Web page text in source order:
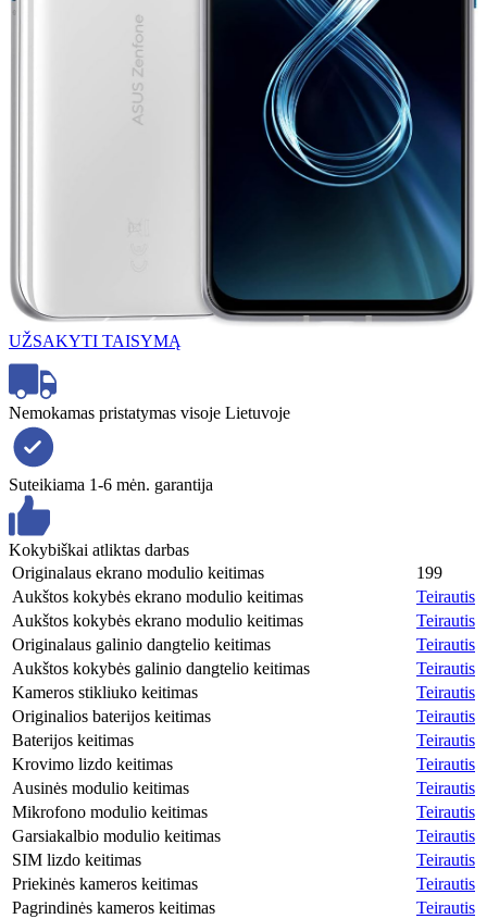
UŽSAKYTI TAISYMĄ
Nemokamas pristatymas visoje Lietuvoje
Suteikiama 1-6 mėn. garantija
Kokybiškai atliktas darbas
Originalaus ekrano modulio keitimas
199
Aukštos kokybės ekrano modulio keitimas
Teirautis
Aukštos kokybės ekrano modulio keitimas
Teirautis
Originalaus galinio dangtelio keitimas
Teirautis
Aukštos kokybės galinio dangtelio keitimas
Teirautis
Kameros stikliuko keitimas
Teirautis
Originalios baterijos keitimas
Teirautis
Baterijos keitimas
Teirautis
Krovimo lizdo keitimas
Teirautis
Ausinės modulio keitimas
Teirautis
Mikrofono modulio keitimas
Teirautis
Garsiakalbio modulio keitimas
Teirautis
SIM lizdo keitimas
Teirautis
Priekinės kameros keitimas
Teirautis
Pagrindinės kameros keitimas
Teirautis